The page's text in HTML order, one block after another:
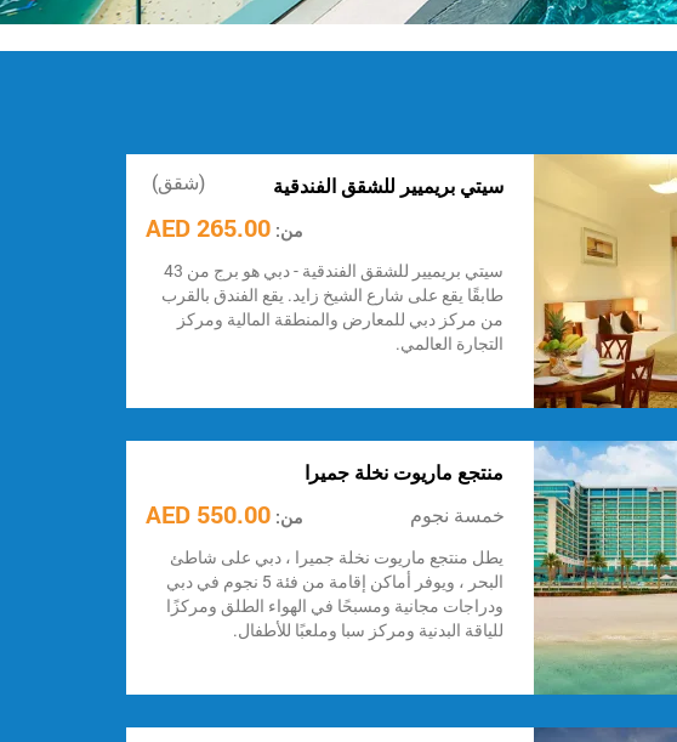
سيتي بريميير للشقق الفندقية (شقق)
من: 265.00 AED
سيتي بريميير للشقق الفندقية - دبي هو برج من 43
طابقًا يقع على شارع الشيخ زايد. يقع الفندق بالقرب
من مركز دبي للمعارض والمنطقة المالية ومركز
التجارة العالمي.
منتجع ماريوت نخلة جميرا
خمسة نجوم
من: 550.00 AED
يطل منتجع ماريوت نخلة جميرا ، دبي على شاطئ
البحر ، ويوفر أماكن إقامة من فئة 5 نجوم في دبي
ودراجات مجانية ومسبحًا في الهواء الطلق ومركزًا
للياقة البدنية ومركز سبا وملعبًا للأطفال.